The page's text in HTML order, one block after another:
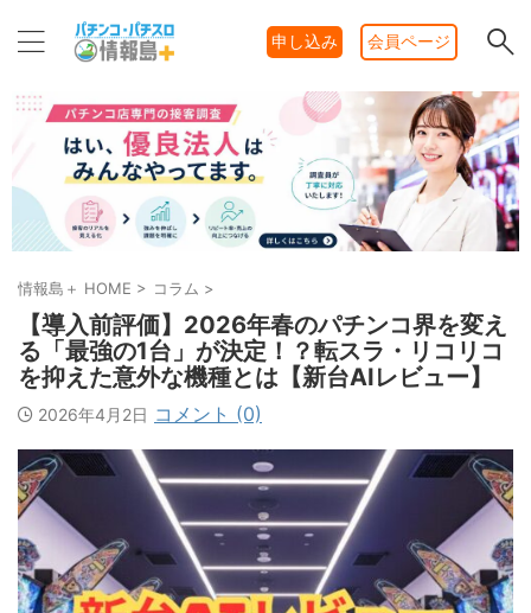
申し込み 会員ページ
情報島＋ HOME > コラム >
【導入前評価】2026年春のパチンコ界を変え
る「最強の1台」が決定！？転スラ・リコリコ
を抑えた意外な機種とは【新台AIレビュー】
2026年4月2日 コメント (0)